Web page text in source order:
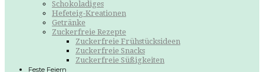
Schokoladiges
Hefeteig-Kreationen
Getränke
Zuckerfreie Rezepte
Zuckerfreie Frühstücksideen
Zuckerfreie Snacks
Zuckerfreie Süßigkeiten
Feste Feiern